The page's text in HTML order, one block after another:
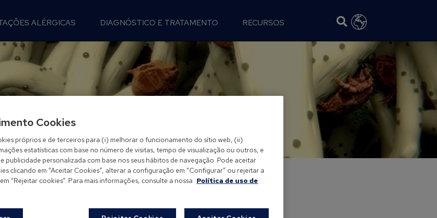
ALÉRGICAS DIAGNÓSTICO E TRATAMENTO RECURSOS
Cookies
próprios e de terceiros para (i) melhorar o funcionamento do sítio web, (ii)
estatísticas com base no número de visitas, tempo de visualização ou outros, e
publicidade personalizada com base nos seus hábitos de navegação. Pode aceitar
clicando em “Aceitar Cookies”, alterar a configuração em “Configurar” ou rejeitar a
“Rejeitar cookies”. Para mais informações, consulte a nossa Política de uso de